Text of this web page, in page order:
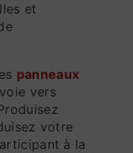
et
panneaux
vers
votre
à la